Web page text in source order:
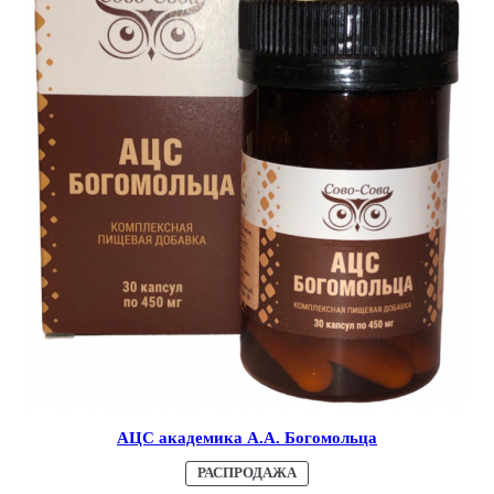
АЦС академика А.А. Богомольца
РАСПРОДАЖАПРОДАВАЕМЫЙ
ТОВАР